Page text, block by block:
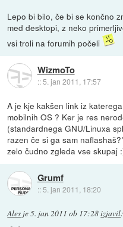
Lepo bi bilo, če bi se končno
med desktopi, z neko
vsi troli na forumih počeli
WizmoTo
::5. jan 2011, 17:57
A je kje kakšen link iz
mobilnih OS ? Ker je res
(standardnega GNU/Linuxa
razen če si ga sam
zelo čudno zgleda vse skupaj
Grumf
:: 5. jan 2011, 18:20
Ales je5. jan 2011 ob 17:28izjavil: